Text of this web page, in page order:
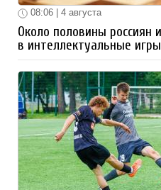
08:06 | 4 августа
Около половины россиян
в интеллектуальные игры